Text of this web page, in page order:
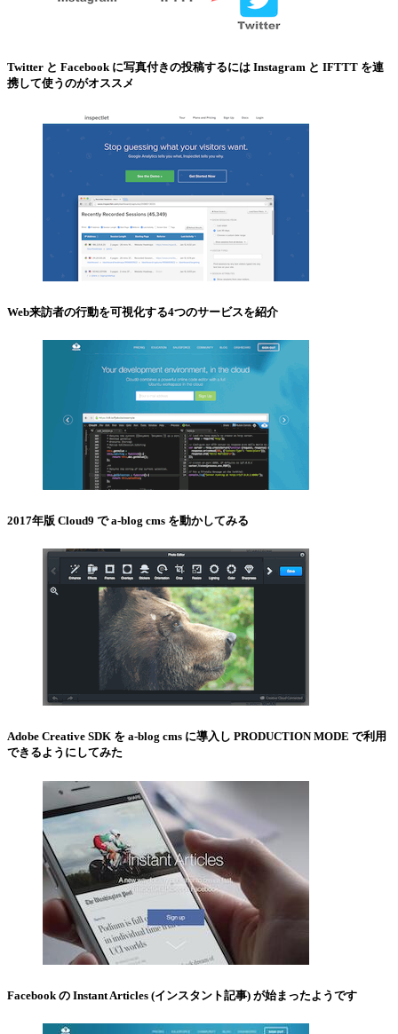
Twitter と Facebook に写真付きの投稿するには Instagram と IFTTT を連
携して使うのがオススメ
Web来訪者の行動を可視化する4つのサービスを紹介
2017年版 Cloud9 で a-blog cms を動かしてみる
Adobe Creative SDK を a-blog cms に導入し PRODUCTION MODE で利用
できるようにしてみた
Facebook の Instant Articles (インスタント記事) が始まったようです